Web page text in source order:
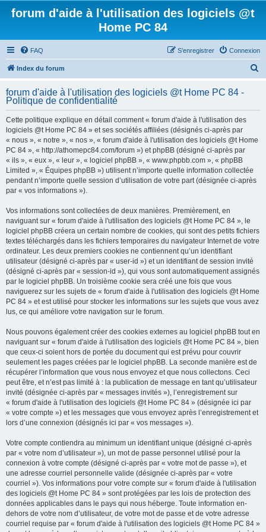
forum d'aide à l'utilisation des logiciels @t
Home PC 84
FAQ Connexion
S’enregistrer
Index du forum
h
forum d'aide à l'utilisation des logiciels @t Home PC 84 -
Politique de confidentialité
Cette politique explique en détail comment « forum d'aide à l'utilisation des
logiciels @t Home PC 84 » et ses sociétés affiliées (désignés ci-après par
« nous », « notre », « nos », « forum d'aide à l'utilisation des logiciels @t Home
PC 84 », « http://athomepc84.com/forum ») et phpBB (désigné ci-après par
« ils », « eux », « leur », « logiciel phpBB », « www.phpbb.com », « phpBB
Limited », « Équipes phpBB ») utilisent n’importe quelle information collectée
pendant n’importe quelle session d’utilisation de votre part (désignée ci-après
par « vos informations »).
Vos informations sont collectées de deux manières. Premièrement, en
naviguant sur « forum d'aide à l'utilisation des logiciels @t Home PC 84 », le
logiciel phpBB créera un certain nombre de cookies, qui sont des petits fichiers
textes téléchargés dans les fichiers temporaires du navigateur Internet de votre
ordinateur. Les deux premiers cookies ne contiennent qu’un identifiant
utilisateur (désigné ci-après par « user-id ») et un identifiant de session invité
(désigné ci-après par « session-id »), qui vous sont automatiquement assignés
par le logiciel phpBB. Un troisième cookie sera créé une fois que vous
naviguerez sur les sujets de « forum d'aide à l'utilisation des logiciels @t Home
PC 84 » et est utilisé pour stocker les informations sur les sujets que vous avez
lus, ce qui améliore votre navigation sur le forum.
Nous pouvons également créer des cookies externes au logiciel phpBB tout en
naviguant sur « forum d'aide à l'utilisation des logiciels @t Home PC 84 », bien
que ceux-ci soient hors de portée du document qui est prévu pour couvrir
seulement les pages créées par le logiciel phpBB. La seconde manière est de
récupérer l’information que vous nous envoyez et que nous collectons. Ceci
peut être, et n’est pas limité à : la publication de message en tant qu’utilisateur
invité (désignée ci-après par « messages invités »), l’enregistrement sur
« forum d'aide à l'utilisation des logiciels @t Home PC 84 » (désignée ici par
« votre compte ») et les messages que vous envoyez après l’enregistrement et
lors d’une connexion (désignés ici par « vos messages »).
Votre compte contiendra au minimum un identifiant unique (désigné ci-après
par « votre nom d’utilisateur »), un mot de passe personnel utilisé pour la
connexion à votre compte (désigné ci-après par « votre mot de passe »), et
une adresse courriel personnelle valide (désignée ci-après par « votre
courriel »). Vos informations pour votre compte sur « forum d'aide à l'utilisation
des logiciels @t Home PC 84 » sont protégées par les lois de protection des
données applicables dans le pays qui nous héberge. Toute information en-
dehors de votre nom d’utilisateur, de votre mot de passe et de votre adresse
courriel requise par « forum d'aide à l'utilisation des logiciels @t Home PC 84 »